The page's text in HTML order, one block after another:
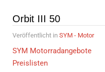
Orbit III 50
Veröffentlicht in SYM - Motor
SYM Motorradangebote
Preislisten